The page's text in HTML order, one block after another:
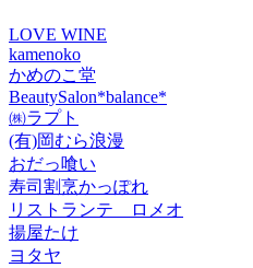
LOVE WINE
kamenoko
かめのこ堂
BeautySalon*balance*
㈱ラプト
(有)岡むら浪漫
おだっ喰い
寿司割烹かっぽれ
リストランテ ロメオ
揚屋たけ
ヨタヤ